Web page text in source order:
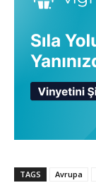
TAGS Avrupa